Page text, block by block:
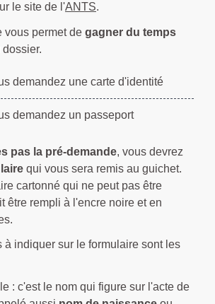
le site de l'ANTS.
vous permet de gagner du temps
dossier.
demandez une carte d'identité
demandez un passeport
pas la pré-demande, vous devrez
qui vous sera remis au guichet.
cartonné qui ne peut pas être
être rempli à l'encre noire et en
à indiquer sur le formulaire sont les
: c'est le nom qui figure sur l'acte de